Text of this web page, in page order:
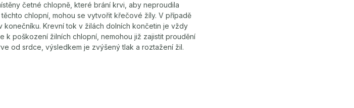
četné chlopně, které brání krvi, aby neproudila
chlopní, mohou se vytvořit křečové žíly. V případě
Krevní tok v žilách dolních končetin je vždy
k poškození žilních chlopní, nemohou již zajistit proudění
od srdce, výsledkem je zvýšený tlak a roztažení žil.